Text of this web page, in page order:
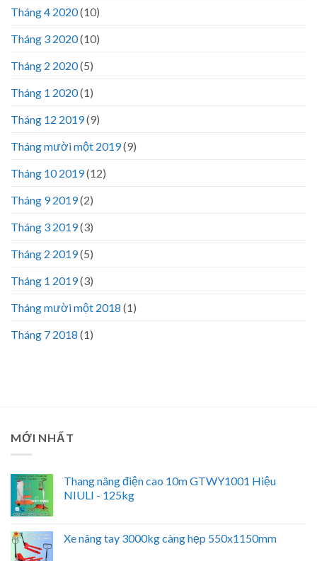
Tháng 4 2020(10)
Tháng 3 2020(10)
Tháng 2 2020(5)
Tháng 1 2020(1)
Tháng 12 2019(9)
Tháng mười một 2019(9)
Tháng 10 2019(12)
Tháng 9 2019(2)
Tháng 3 2019(3)
Tháng 2 2019(5)
Tháng 1 2019(3)
Tháng mười một 2018 (1)
Tháng 7 2018 (1)
MỚI NHẤT
Thang nâng điện cao 10m GTWY1001 Hiệu
NIULI - 125kg
Xe nâng tay 3000kg càng hẹp 550x1150mm